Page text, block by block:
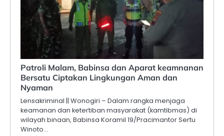
Patroli Malam, Babinsa dan Aparat keamnanan
Bersatu Ciptakan Lingkungan Aman dan
Nyaman
Lensakriminal || Wonogiri – Dalam rangka menjaga
keamanan dan ketertiban masyarakat (kamtibmas) di
wilayah binaan, Babinsa Koramil 19/Pracimantor Sertu
Winoto…